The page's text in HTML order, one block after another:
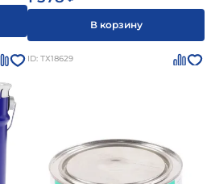
В корзину
ID: ТХ18629